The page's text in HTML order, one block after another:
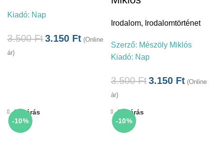
Kiadó: Nap
3.500Ft3.150 Ft (Online
ár)
Irodalom, Irodalomtörténet
Szerző: Mészöly Miklós
Kiadó: Nap
3.500Ft3.150 Ft (Online
ár)
-10%
Bezárás
-10%
Bezárás